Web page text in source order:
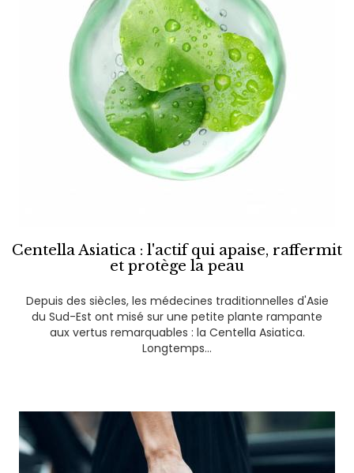
Centella Asiatica : l'actif qui apaise, raffermit
et protège la peau
Depuis des siècles, les médecines traditionnelles d'Asie
du Sud-Est ont misé sur une petite plante rampante
aux vertus remarquables : la Centella Asiatica.
Longtemps...